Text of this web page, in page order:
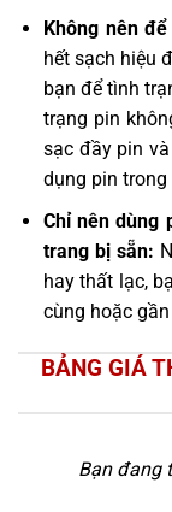
Không nên
hết sạch hiệu
bạn để tình
trạng pin
sạc đầy pin
dụng pin
Chỉ nên dùng
trang bị sẵn:
hay thất lạc,
cùng hoặc
BẢNG GIÁ
Bạn đang